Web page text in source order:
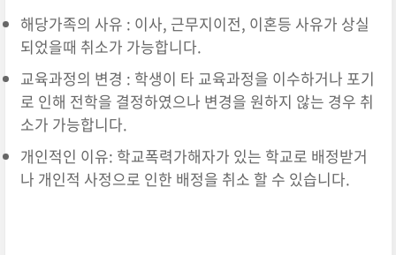
해당가족의 사유 : 이사, 근무지이전, 이혼등 사유가 상실
되었을때 취소가 가능합니다.
교육과정의 변경 : 학생이 타 교육과정을 이수하거나 포기
로 인해 전학을 결정하였으나 변경을 원하지 않는 경우 취
소가 가능합니다.
개인적인 이유: 학교폭력가해자가 있는 학교로 배정받거
나 개인적 사정으로 인한 배정을 취소 할 수 있습니다.